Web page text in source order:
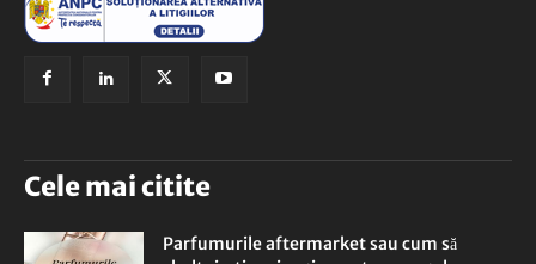
Cele mai citite
Parfumurile aftermarket sau cum să